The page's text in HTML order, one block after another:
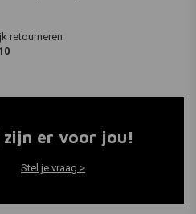
retourneren
er voor jou!
Stel je vraag >